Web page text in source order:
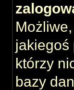
jakiegoś
którzy
bazy